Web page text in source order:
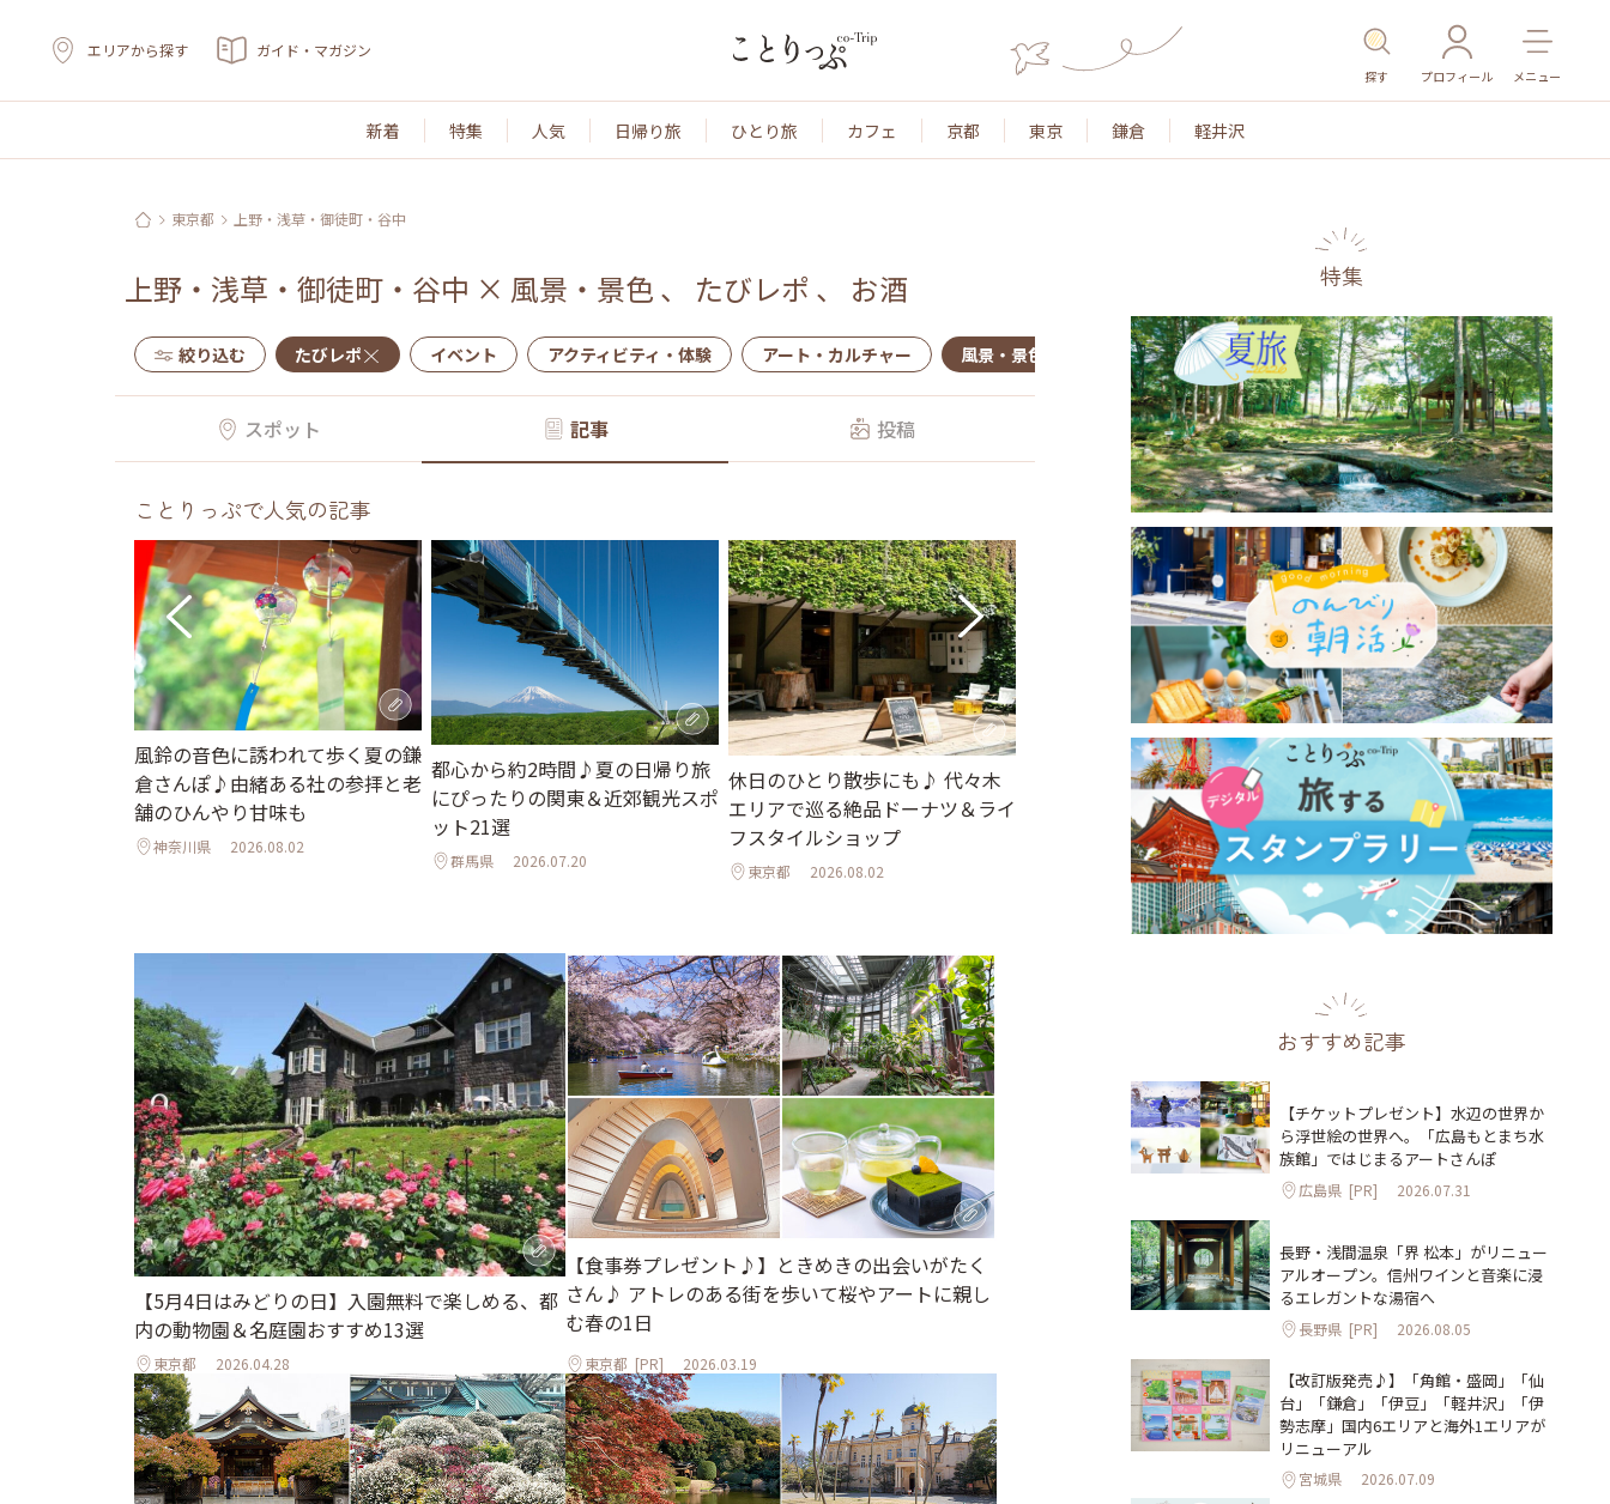
エリアから探す ガイド・マガジン
探す プロフィール メニュー
新着 特集 人気 日帰り旅 ひとり旅 カフェ 京都 東京 鎌倉 軽井沢
東京都 上野・浅草・御徒町・谷中
上野・浅草・御徒町・谷中 × 風景・景色 、 たびレポ 、 お酒
絞り込む たびレポ イベント アクティビティ・体験 アート・カルチャー 風景・景色 名所・旧跡 温泉・スパ その他施設 ごはん
スポット 記事 投稿
ことりっぷで人気の記事
風鈴の音色に誘われて歩く夏の鎌
倉さんぽ♪由緒ある社の参拝と老
舗のひんやり甘味も
神奈川県 2026.08.02
都心から約2時間♪夏の日帰り旅
にぴったりの関東＆近郊観光スポ
ット21選
群馬県 2026.07.20
休日のひとり散歩にも♪ 代々木
エリアで巡る絶品ドーナツ＆ライ
フスタイルショップ
東京都 2026.08.02
名古屋から日帰り旅へ♪愛知・岐
阜・静岡のおすすめスポット6選
2025.09.23
【5月4日はみどりの日】入園無料で楽しめる、都
内の動物園＆名庭園おすすめ13選
東京都 2026.04.28
【食事券プレゼント♪】ときめきの出会いがたく
さん♪ アトレのある街を歩いて桜やアートに親し
む春の1日
東京都 [PR] 2026.03.19
特集
おすすめ記事
【チケットプレゼント】水辺の世界か
ら浮世絵の世界へ。「広島もとまち水
族館」ではじまるアートさんぽ
広島県 [PR] 2026.07.31
長野・浅間温泉「界 松本」がリニュー
アルオープン。信州ワインと音楽に浸
るエレガントな湯宿へ
長野県 [PR] 2026.08.05
【改訂版発売♪】「角館・盛岡」「仙
台」「鎌倉」「伊豆」「軽井沢」「伊
勢志摩」国内6エリアと海外1エリアが
リニューアル
宮城県 2026.07.09